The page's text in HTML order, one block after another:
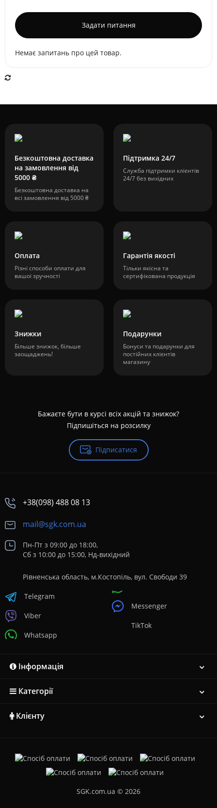
Задати питання
Немає запитань про цей товар.
Безкоштовна доставка
на замовлення від
5000 ₴
Безкоштовна доставка на
всі замовлення від 5000 ₴
Підтримка 24/7
Служба підтримки клієнтів
24/7 без вихідних
Оплата
Різні способи оплати для
вашої зручності
Гарантія якості
Тільки якісна та
сертифікована продукція
Знижки
Більше знижок, більше
заощаджень!
Подарунки
Бонуси та подарунки для
постійних клієнтів
магазину
Бажаєте бути в курсі всіх акцій та знижок?
Підпишіться на розсилку
Підписатися
+38(098) 488 08 13
mail@sgk.com.ua
Пн-Пт з 09:00 до 18:00,
Сб з 10:00 до 15:00, Нд-вихідний
Рівненська область, м.Костопіль, вул. Свободи 39
Telegram
Viber
Whatsapp
Messenger
TikTok
Інформація
Категорії
Клієнту
SGK.com.ua © 2026